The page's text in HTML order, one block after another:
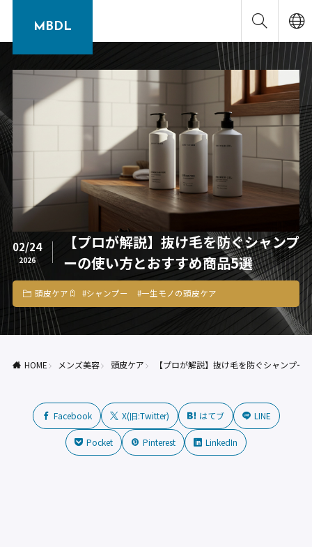
MBDL
02/24
2026
【プロが解説】抜け毛を防ぐシャンプ
ーの使い方とおすすめ商品5選
頭皮ケア #シャンプー #一生モノの頭皮ケア
HOME メンズ美容 頭皮ケア 【プロが解説】抜け毛を防ぐシャンプー
Facebook X(旧:Twitter) はてブ LINE
Pocket Pinterest LinkedIn